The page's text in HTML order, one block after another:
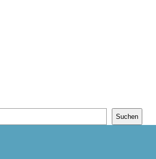
Suchen